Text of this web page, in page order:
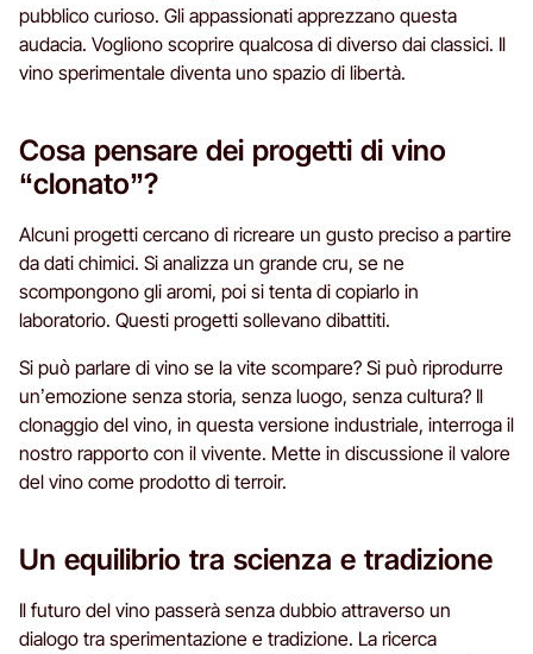
pubblico curioso. Gli appassionati apprezzano questa
audacia. Vogliono scoprire qualcosa di diverso dai classici. Il
vino sperimentale diventa uno spazio di libertà.
Cosa pensare dei progetti di vino
“clonato”?
Alcuni progetti cercano di ricreare un gusto preciso a partire
da dati chimici. Si analizza un grande cru, se ne
scompongono gli aromi, poi si tenta di copiarlo in
laboratorio. Questi progetti sollevano dibattiti.
Si può parlare di vino se la vite scompare? Si può riprodurre
un’emozione senza storia, senza luogo, senza cultura? Il
clonaggio del vino, in questa versione industriale, interroga il
nostro rapporto con il vivente. Mette in discussione il valore
del vino come prodotto di terroir.
Un equilibrio tra scienza e tradizione
Il futuro del vino passerà senza dubbio attraverso un
dialogo tra sperimentazione e tradizione. La ricerca